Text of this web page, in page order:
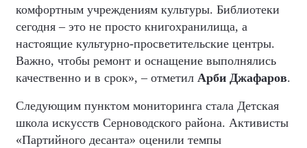
комфортным учреждениям культуры. Библиотеки
сегодня – это не просто книгохранилища, а
настоящие культурно-просветительские центры.
Важно, чтобы ремонт и оснащение выполнялись
качественно и в срок», – отметил Арби Джафаров.
Следующим пунктом мониторинга стала Детская
школа искусств Серноводского района. Активисты
«Партийного десанта» оценили темпы